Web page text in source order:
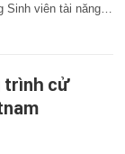
Sinh viên tài năng…
trình cử